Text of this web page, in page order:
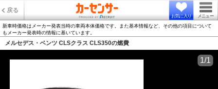
戻る
お気に入り メニュー
新車時価格はメーカー発表当時の車両本体価格です。また基本情報など、その他の項目について
もメーカー発表時の情報に基いています。
メルセデス・ベンツ CLSクラス CLS350の燃費
1/1